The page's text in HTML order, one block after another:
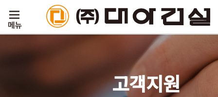
고객지원